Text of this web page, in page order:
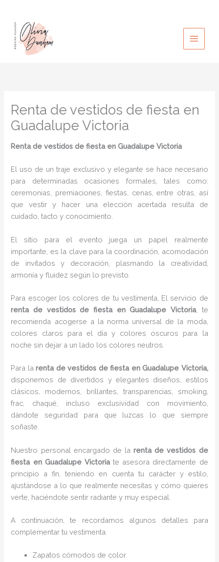
contenido
Renta de vestidos de fiesta en
Guadalupe Victoria
Renta de vestidos de fiesta en Guadalupe Victoria
El uso de un traje exclusivo y elegante se hace necesario
para determinadas ocasiones formales, tales como:
ceremonias, premiaciones, fiestas, cenas, entre otras, así
que vestir y hacer una elección acertada resulta de
cuidado, tacto y conocimiento.
El sitio para el evento juega un papel realmente
importante, es la clave para la coordinación, acomodación
de invitados y decoración, plasmando la creatividad,
armonía y fluidez según lo previsto.
Para escoger los colores de tu vestimenta, El servicio de
renta de vestidos de fiesta en Guadalupe Victoria, te
recomienda acogerse a la norma universal de la moda,
colores claros para el día y colores oscuros para la
noche sin dejar a un lado los colores neutros.
Para larenta de vestidos de fiesta en Guadalupe Victoria,
disponemos de divertidos y elegantes diseños, estilos
clásicos, modernos, brillantes, transparencias, smoking,
frac, chaqué, incluso exclusividad con movimiento,
dándote seguridad para que luzcas lo que siempre
soñaste.
Nuestro personal encargado de larenta de vestidos de
fiesta en Guadalupe Victoriate asesora directamente de
principio a fin, teniendo en cuenta tu carácter y estilo,
ajustándose a lo que realmente necesitas y cómo quieres
verte, haciéndote sentir radiante y muy especial.
A continuación, te recordamos algunos detalles para
complementar tu vestimenta.
Zapatos cómodos de color.